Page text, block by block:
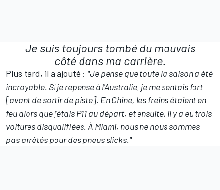
Je suis toujours tombé du mauvais
côté dans ma carrière.
Plus tard, il a ajouté : "Je pense que toute la saison a été
incroyable. Si je repense à l'Australie, je me sentais fort
[avant de sortir de piste]. En Chine, les freins étaient en
feu alors que j'étais P11 au départ, et ensuite, il y a eu trois
voitures disqualifiées. À Miami, nous ne nous sommes
pas arrêtés pour des pneus slicks."